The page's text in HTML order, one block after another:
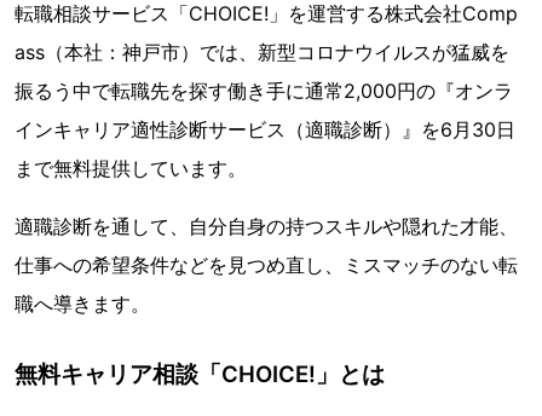
転職相談サービス「CHOICE!」を運営する株式会社Comp
ass（本社：神戸市）では、新型コロナウイルスが猛威を
振るう中で転職先を探す働き手に通常2,000円の『オンラ
インキャリア適性診断サービス（適職診断）』を6月30日
まで無料提供しています。
適職診断を通して、自分自身の持つスキルや隠れた才能、
仕事への希望条件などを見つめ直し、ミスマッチのない転
職へ導きます。
無料キャリア相談「CHOICE!」とは